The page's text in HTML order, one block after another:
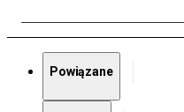
Powiązane